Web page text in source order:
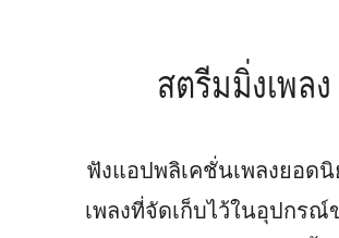
สตรีมมิ่งเพลง
ฟังแอปพลิเคชั่นเพลงยอด
เพลงที่จัดเก็บไว้ในอุปกร